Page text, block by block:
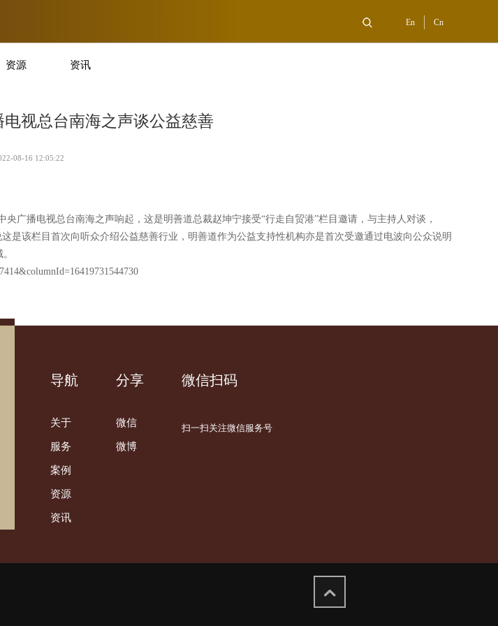
En Cn
资源 资讯
视总台南海之声谈公益慈善
08-16 12:05:22
广播电视总台南海之声响起，这是明善道总裁赵坤宁接受“行走自贸港”栏目邀请，与主持人对谈，
是该栏目首次向听众介绍公益慈善行业，明善道作为公益支持性机构亦是首次受邀通过电波向公众说明
导航
关于
服务
案例
资源
资讯
分享
微信
微博
微信扫码
扫一扫关注微信服务号